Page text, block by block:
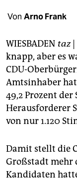
shop
unterstützen
abo
genossenschaft
epaper login
Von Arno Frank
WIESBADEN taz|
knapp, aber es
CDU-
Amtsinhaber
49,2 Prozent
Herausforderer
von nur 1.120
Damit stellt die
Großstadt mehr
Kandidaten